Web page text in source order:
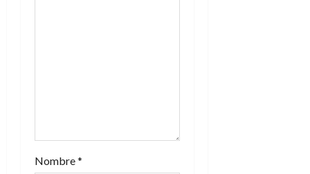
d
Nombre*